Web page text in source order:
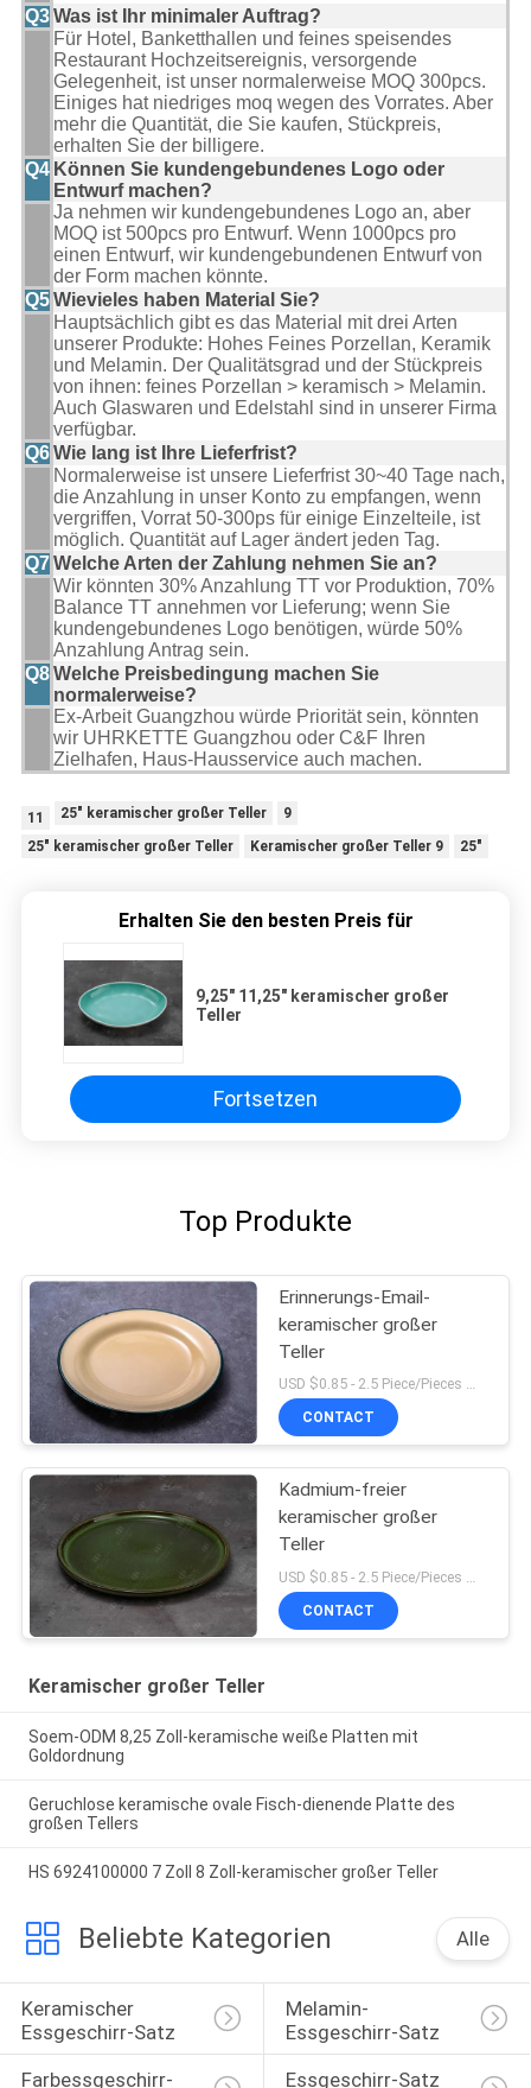
Q3Was ist Ihr minimaler Auftrag?
Für Hotel, Banketthallen und feines speisendes
Restaurant Hochzeitsereignis, versorgende
Gelegenheit, ist unser normalerweise MOQ 300pcs.
Einiges hat niedriges moq wegen des Vorrates. Aber
mehr die Quantität, die Sie kaufen, Stückpreis,
erhalten Sie der billigere.
Q4 Können Sie kundengebundenes Logo oder
Entwurf machen?
Ja nehmen wir kundengebundenes Logo an, aber
MOQ ist 500pcs pro Entwurf. Wenn 1000pcs pro
einen Entwurf, wir kundengebundenen Entwurf von
der Form machen könnte.
Q5Wievieles haben Material Sie?
Hauptsächlich gibt es das Material mit drei Arten
unserer Produkte: Hohes Feines Porzellan, Keramik
und Melamin. Der Qualitätsgrad und der Stückpreis
von ihnen: feines Porzellan > keramisch > Melamin.
Auch Glaswaren und Edelstahl sind in unserer Firma
verfügbar.
Q6Wie lang ist Ihre Lieferfrist?
Normalerweise ist unsere Lieferfrist 30~40 Tage nach,
die Anzahlung in unser Konto zu empfangen, wenn
vergriffen, Vorrat 50-300ps für einige Einzelteile, ist
möglich. Quantität auf Lager ändert jeden Tag.
Q7Welche Arten der Zahlung nehmen Sie an?
Wir könnten 30% Anzahlung TT vor Produktion, 70%
Balance TT annehmen vor Lieferung; wenn Sie
kundengebundenes Logo benötigen, würde 50%
Anzahlung Antrag sein.
Q8Welche Preisbedingung machen Sie
normalerweise?
Ex-Arbeit Guangzhou würde Priorität sein, könnten
wir UHRKETTE Guangzhou oder C&F Ihren
Zielhafen, Haus-Hausservice auch machen.
11 25" keramischer großer Teller
9
25" keramischer großer Teller
Keramischer großer Teller 9 25"
Erhalten Sie den besten Preis für
9,25" 11,25" keramischer großer
Teller
Fortsetzen
Top Produkte
Erinnerungs-Email-
keramischer großer
Teller
USD $0.85 - 2.5 Piece/Pieces MOQ:300-teilig/Stücke
CONTACT
Kadmium-freier
keramischer großer
Teller
USD $0.85 - 2.5 Piece/Pieces MOQ:300-teilig/Stücke
CONTACT
Keramischer großer Teller
Soem-ODM 8,25 Zoll-keramische weiße Platten mit
Goldordnung
Geruchlose keramische ovale Fisch-dienende Platte des
großen Tellers
HS 6924100000 7 Zoll 8 Zoll-keramischer großer Teller
Beliebte Kategorien Alle
Keramischer
Essgeschirr-Satz
Melamin-
Essgeschirr-Satz
Farbessgeschirr-
Essgeschirr-Satz